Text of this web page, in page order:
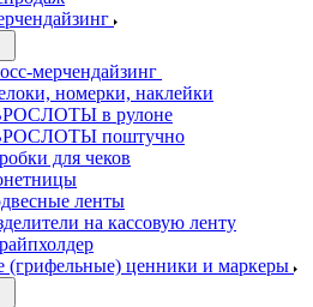
мерчендайзинг
номерки, наклейки
в рулоне
поштучно
для чеков
ленты
на кассовую ленту
(грифельные) ценники и маркеры